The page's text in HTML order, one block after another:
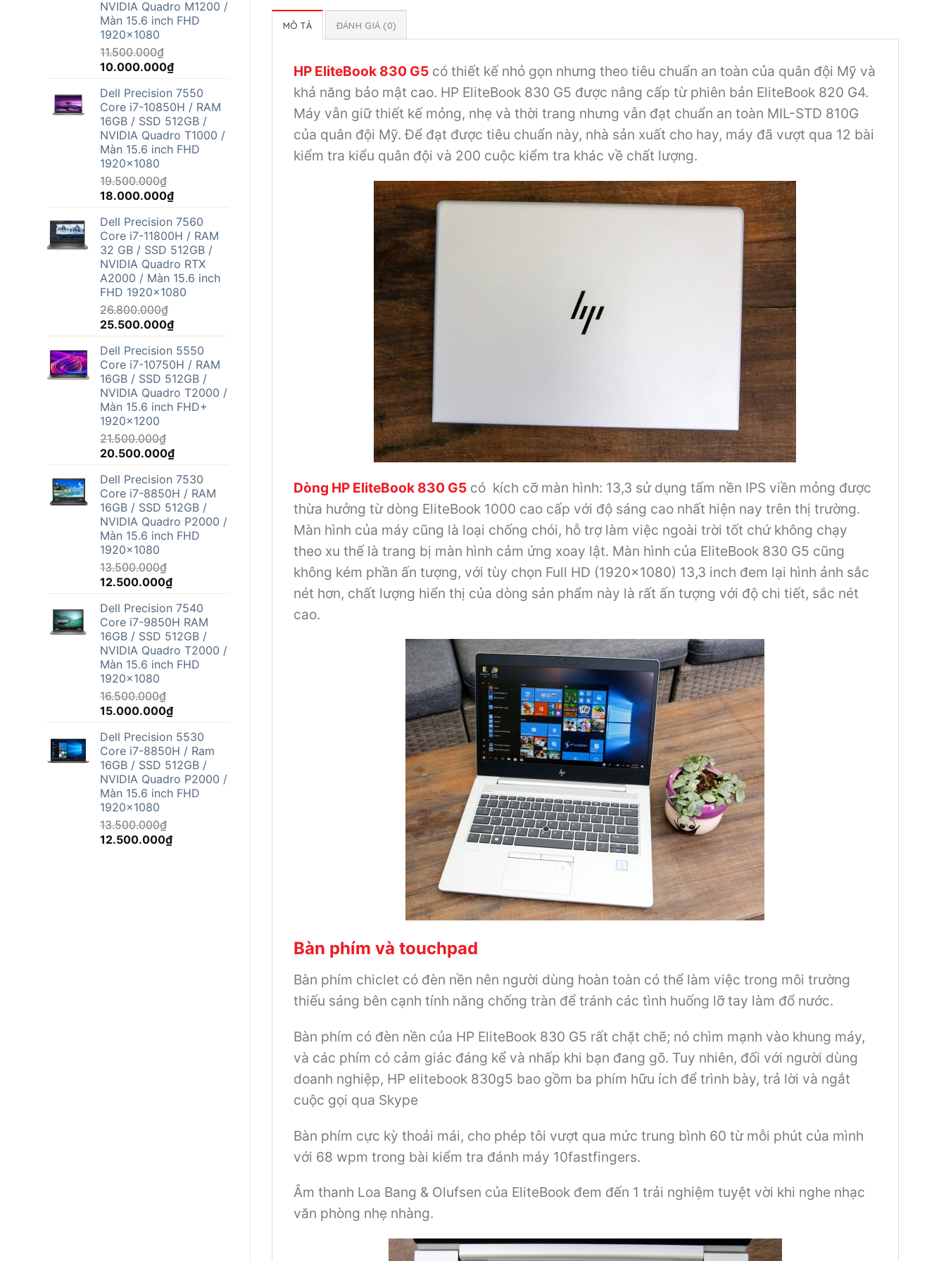
NVIDIA Quadro M1200 /
Màn 15.6 inch FHD
1920x1080
11.500.000₫
Giá
là:
11.500.000₫.
10.000.000₫Giá
tại
là:
10.000.000₫.
Dell Precision 7550
Core i7-10850H / RAM
16GB / SSD 512GB /
NVIDIA Quadro T1000 /
Màn 15.6 inch FHD
1920x1080
19.500.000₫
Giá
là:
19.500.000₫.
18.000.000₫Giá
tại
là:
18.000.000₫.
Dell Precision 7560
Core i7-11800H / RAM
32 GB / SSD 512GB /
NVIDIA Quadro RTX
A2000 / Màn 15.6 inch
FHD 1920x1080
26.800.000₫
Giá
là:
26.800.000₫.
25.500.000₫Giá
tại
là:
25.500.000₫.
Dell Precision 5550
Core i7-10750H / RAM
16GB / SSD 512GB /
NVIDIA Quadro T2000 /
Màn 15.6 inch FHD+
1920x1200
21.500.000₫
Giá
là:
21.500.000₫.
20.500.000₫Giá
tại
là:
20.500.000₫.
Dell Precision 7530
Core i7-8850H / RAM
16GB / SSD 512GB /
NVIDIA Quadro P2000 /
Màn 15.6 inch FHD
1920x1080
13.500.000₫
Giá
là:
13.500.000₫.
12.500.000₫Giá
tại
là:
12.500.000₫.
Dell Precision 7540
Core i7-9850H RAM
16GB / SSD 512GB /
NVIDIA Quadro T2000 /
Màn 15.6 inch FHD
1920x1080
16.500.000₫
Giá
là:
16.500.000₫.
15.000.000₫Giá
tại
là:
15.000.000₫.
Dell Precision 5530
Core i7-8850H / Ram
16GB / SSD 512GB /
NVIDIA Quadro P2000 /
Màn 15.6 inch FHD
1920x1080
13.500.000₫
Giá
12.500.000₫Giá
MÔ TẢ ĐÁNH GIÁ (0)
HP EliteBook 830 G5 có thiết kế nhỏ gọn nhưng theo tiêu chuẩn an toàn của quân đội Mỹ và
khả năng bảo mật cao. HP EliteBook 830 G5 được nâng cấp từ phiên bản EliteBook 820 G4.
Máy vẫn giữ thiết kế mỏng, nhẹ và thời trang nhưng vẫn đạt chuẩn an toàn MIL-STD 810G
của quân đội Mỹ. Để đạt được tiêu chuẩn này, nhà sản xuất cho hay, máy đã vượt qua 12 bài
kiểm tra kiểu quân đội và 200 cuộc kiểm tra khác về chất lượng.
Dòng HP EliteBook 830 G5có kích cỡ màn hình: 13,3 sử dụng tấm nền IPS viền mỏng được
thừa hưởng từ dòng EliteBook 1000 cao cấp với độ sáng cao nhất hiện nay trên thị trường.
Màn hình của máy cũng là loại chống chói, hỗ trợ làm việc ngoài trời tốt chứ không chạy
theo xu thế là trang bị màn hình cảm ứng xoay lật. Màn hình của EliteBook 830 G5 cũng
không kém phần ấn tượng, với tùy chọn Full HD (1920×1080) 13,3 inch đem lại hình ảnh sắc
nét hơn, chất lượng hiển thị của dòng sản phẩm này là rất ấn tượng với độ chi tiết, sắc nét
cao.
Bàn phím và touchpad
Bàn phím chiclet có đèn nền nên người dùng hoàn toàn có thể làm việc trong môi trường
thiếu sáng bên cạnh tính năng chống tràn để tránh các tình huống lỡ tay làm đổ nước.
Bàn phím có đèn nền của HP EliteBook 830 G5 rất chặt chẽ; nó chìm mạnh vào khung máy,
và các phím có cảm giác đáng kể và nhấp khi bạn đang gõ. Tuy nhiên, đối với người dùng
doanh nghiệp, HP elitebook 830g5 bao gồm ba phím hữu ích để trình bày, trả lời và ngắt
cuộc gọi qua Skype
Bàn phím cực kỳ thoải mái, cho phép tôi vượt qua mức trung bình 60 từ mỗi phút của mình
với 68 wpm trong bài kiểm tra đánh máy 10fastfingers.
Âm thanh Loa Bang & Olufsen của EliteBook đem đến 1 trải nghiệm tuyệt vời khi nghe nhạc
văn phòng nhẹ nhàng.